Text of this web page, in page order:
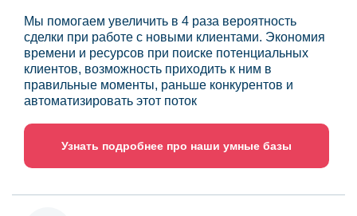
Мы помогаем увеличить в 4 раза вероятность
сделки при работе с новыми клиентами. Экономия
времени и ресурсов при поиске потенциальных
клиентов, возможность приходить к ним в
правильные моменты, раньше конкурентов и
автоматизировать этот поток
Узнать подробнее про наши умные базы